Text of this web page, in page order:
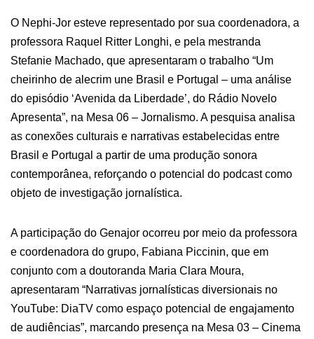
O Nephi-Jor esteve representado por sua coordenadora, a
professora Raquel Ritter Longhi, e pela mestranda
Stefanie Machado, que apresentaram o trabalho “Um
cheirinho de alecrim une Brasil e Portugal – uma análise
do episódio ‘Avenida da Liberdade’, do Rádio Novelo
Apresenta”, na Mesa 06 – Jornalismo. A pesquisa analisa
as conexões culturais e narrativas estabelecidas entre
Brasil e Portugal a partir de uma produção sonora
contemporânea, reforçando o potencial do podcast como
objeto de investigação jornalística.
A participação do Genajor ocorreu por meio da professora
e coordenadora do grupo, Fabiana Piccinin, que em
conjunto com a doutoranda Maria Clara Moura,
apresentaram “Narrativas jornalísticas diversionais no
YouTube: DiaTV como espaço potencial de engajamento
de audiências”, marcando presença na Mesa 03 – Cinema